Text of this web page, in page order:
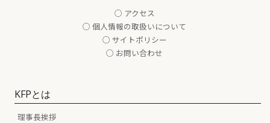
○ アクセス
○ 個人情報の取扱いについて
○ サイトポリシー
○ お問い合わせ
KFPとは
理事長挨拶